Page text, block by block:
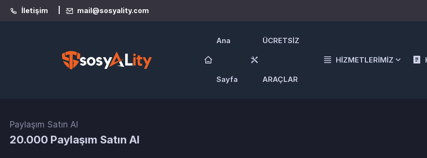
İletişim mail@sosyality.com
Ana
Sayfa
ÜCRETSİZ
ARAÇLAR
HİZMETLERİMİZ
Paylaşım Satın Al
20.000 Paylaşım Satın Al